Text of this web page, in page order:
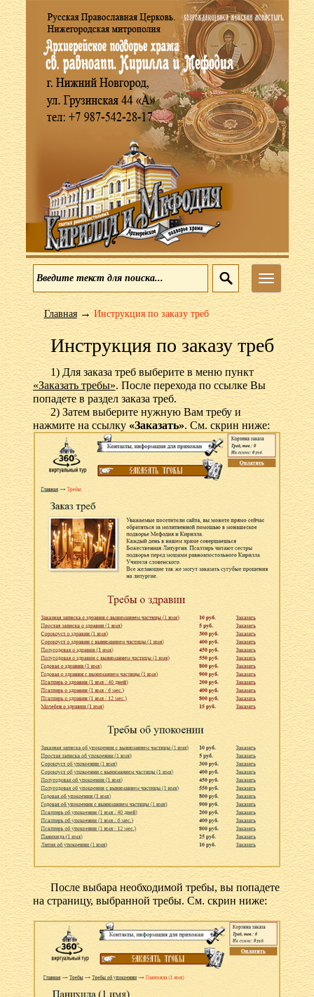
Меню
Главная→Инструкция по заказу треб
Инструкция по заказу треб
1) Для заказа треб выберите в меню пункт
«Заказать требы». После перехода по ссылке Вы
попадете в раздел заказа треб.
2) Затем выберите нужную Вам требу и
нажмите на ссылку «Заказать». См. скрин ниже:
После выбара необходимой требы, вы попадете
на страницу, выбранной требы. См. скрин ниже: